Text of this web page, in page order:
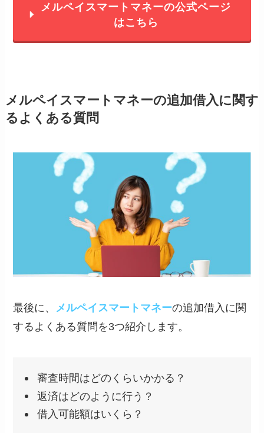
メルペイスマートマネーの公式ページ
はこちら
メルペイスマートマネーの追加借入に関す
るよくある質問
最後に、 メルペイスマートマネーの追加借入に関
するよくある質問を3つ紹介します。
審査時間はどのくらいかかる？
返済はどのように行う？
借入可能額はいくら？